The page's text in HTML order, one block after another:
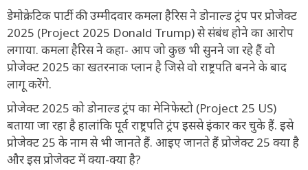
डेमोक्रेटिक पार्टी की उम्मीदवार कमला हैरिस ने डोनाल्ड ट्रंप पर प्रोजेक्ट
2025 (Project 2025 Donald Trump) से संबंध होने का आरोप
लगाया. कमला हैरिस ने कहा- आप जो कुछ भी सुनने जा रहे हैं वो
प्रोजेक्ट 2025 का खतरनाक प्लान है जिसे वो राष्ट्रपति बनने के बाद
लागू करेंगे.
प्रोजेक्ट 2025 को डोनाल्ड ट्रंप का मेनिफेस्टो (Project 25 US)
बताया जा रहा है हालांकि पूर्व राष्ट्रपति ट्रंप इससे इंकार कर चुके हैं. इसे
प्रोजेक्ट 25 के नाम से भी जानते हैं. आइए जानते हैं प्रोजेक्ट 25 क्या है
और इस प्रोजेक्ट में क्या-क्या है?